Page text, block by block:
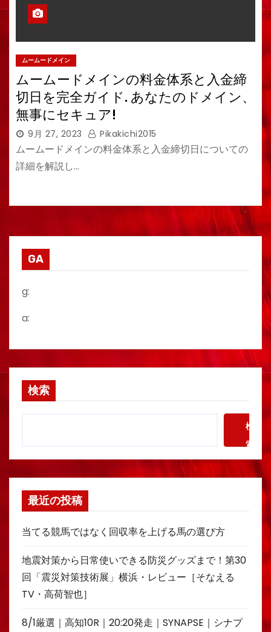
ムームードメイン
ムームードメインの料金体系と入金締
切日を完全ガイド. あなたのドメイン、
無事にセキュア!
9月 27, 2023 Pikakichi2015
ムームードメインの料金体系と入金締切日についての
詳細を解説し…
GA
g:
a:
検索
検
索
最近の投稿
当てる競馬ではなく回収率を上げる馬の選び方
地震対策から日常使いできる防災グッズまで！第30
回「震災対策技術展」横浜・レビュー［そなえる
TV・高荷智也］
8/1厳選｜高知10R｜20:20発走｜SYNAPSE｜シナプ